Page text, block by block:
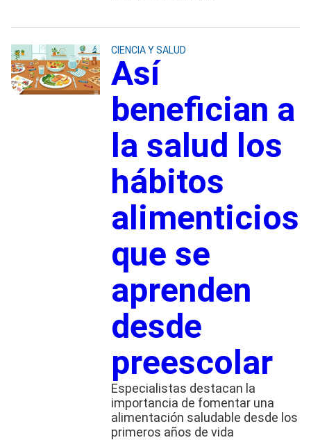
CIENCIA Y SALUD
Así
benefician a
la salud los
hábitos
alimenticios
que se
aprenden
desde
preescolar
Especialistas destacan la
importancia de fomentar una
alimentación saludable desde los
primeros años de vida